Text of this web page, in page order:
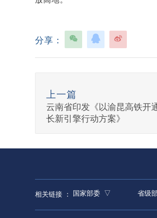
分享：
上一篇
云南省印发《以渝昆高铁开
长新引擎行动方案》
相关链接 ： 国家部委 ▽ 省级